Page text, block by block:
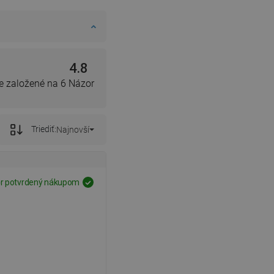
4.8
založené na 6 Názor
Triediť:Najnovší
potvrdený nákupom